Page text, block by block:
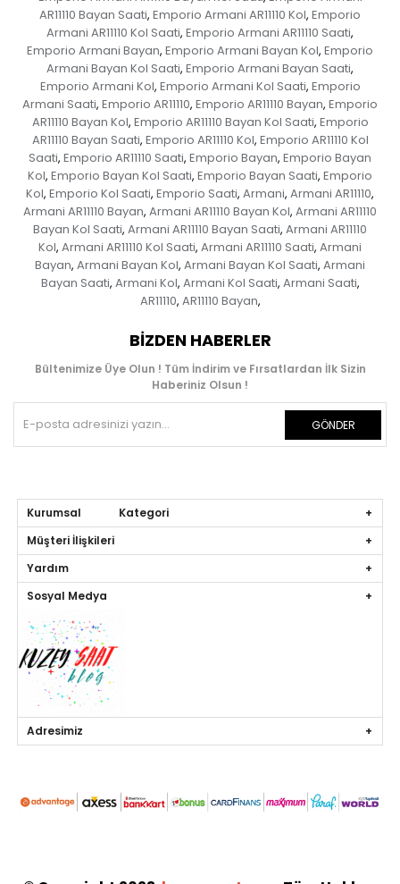
AR11110 Bayan Saati, Emporio Armani AR11110 Kol, Emporio
Armani AR11110 Kol Saati, Emporio Armani AR11110 Saati,
Emporio Armani Bayan, Emporio Armani Bayan Kol, Emporio
Armani Bayan Kol Saati, Emporio Armani Bayan Saati,
Emporio Armani Kol, Emporio Armani Kol Saati, Emporio
Armani Saati, Emporio AR11110, Emporio AR11110 Bayan, Emporio
AR11110 Bayan Kol, Emporio AR11110 Bayan Kol Saati, Emporio
AR11110 Bayan Saati, Emporio AR11110 Kol, Emporio AR11110 Kol
Saati, Emporio AR11110 Saati, Emporio Bayan, Emporio Bayan
Kol, Emporio Bayan Kol Saati, Emporio Bayan Saati, Emporio
Kol, Emporio Kol Saati, Emporio Saati, Armani, Armani AR11110,
Armani AR11110 Bayan, Armani AR11110 Bayan Kol, Armani AR11110
Bayan Kol Saati, Armani AR11110 Bayan Saati, Armani AR11110
Kol, Armani AR11110 Kol Saati, Armani AR11110 Saati, Armani
Bayan, Armani Bayan Kol, Armani Bayan Kol Saati, Armani
Bayan Saati, Armani Kol, Armani Kol Saati, Armani Saati,
AR11110, AR11110 Bayan,
BIZDEN HABERLER
Bültenimize Üye Olun ! Tüm İndirim ve Fırsatlardan İlk Sizin
Haberiniz Olsun !
GÖNDER
Kurumsal Kategori
Müşteri İlişkileri
Yardım
Sosyal Medya
Adresimiz